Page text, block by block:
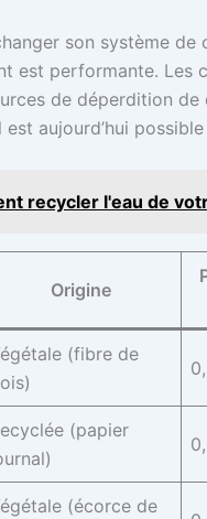
son système
est performante. Les
de déperdition
aujourd’hui
recycler l'eau de
Origine
(fibre de
(papier
(écorce de